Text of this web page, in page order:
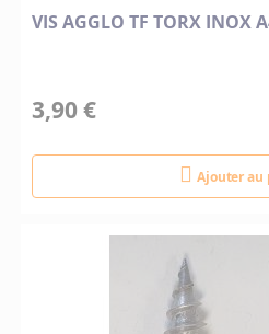
VIS AGGLO TF TORX INOX
3,90 €
Ajouter au